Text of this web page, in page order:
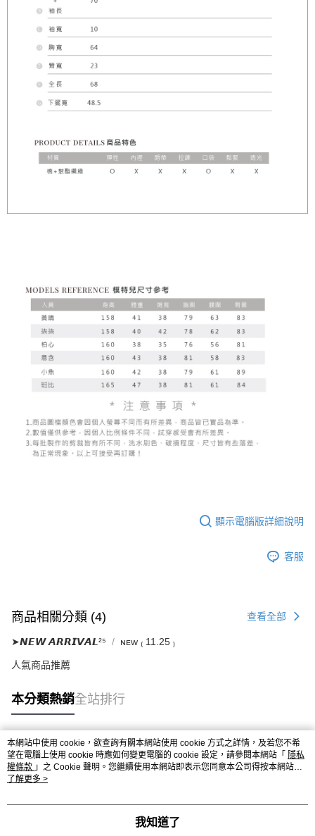
顯示電腦版詳細說明
客服
商品相關分類 (4) 查看全部
➤𝙉𝙀𝙒 𝘼𝙍𝙍𝙄𝙑𝘼𝙇²⁵ ɴᴇᴡ ₍ 11.25 ₎
人氣商品推薦
本分類熱銷全站排行
熱門標籤
本網站中使用 cookie，欲查詢有關本網站使用 cookie 方式之詳情，及若您不希
望在電腦上使用 cookie 時應如何變更電腦的 cookie 設定，請參閱本網站「 隱私
權條款 」之 Cookie 聲明。您繼續使用本網站即表示您同意本公司得按本網站使
用條款之 Cookie 聲明使用 cookie。
了解更多 >
我知道了